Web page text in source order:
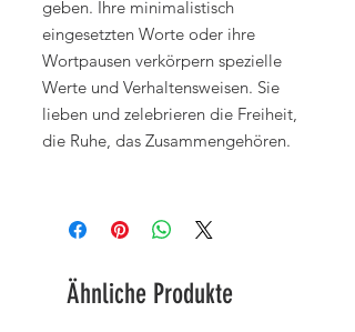
geben. Ihre minimalistisch
eingesetzten Worte oder ihre
Wortpausen verkörpern spezielle
Werte und Verhaltensweisen. Sie
lieben und zelebrieren die Freiheit,
die Ruhe, das Zusammengehören.
Ähnliche Produkte